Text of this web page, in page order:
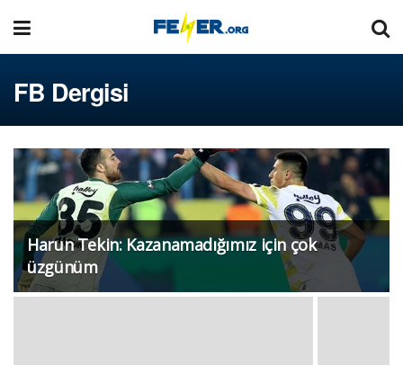
FB Dergisi
Harun Tekin: Kazanamadığımız için çok
üzgünüm